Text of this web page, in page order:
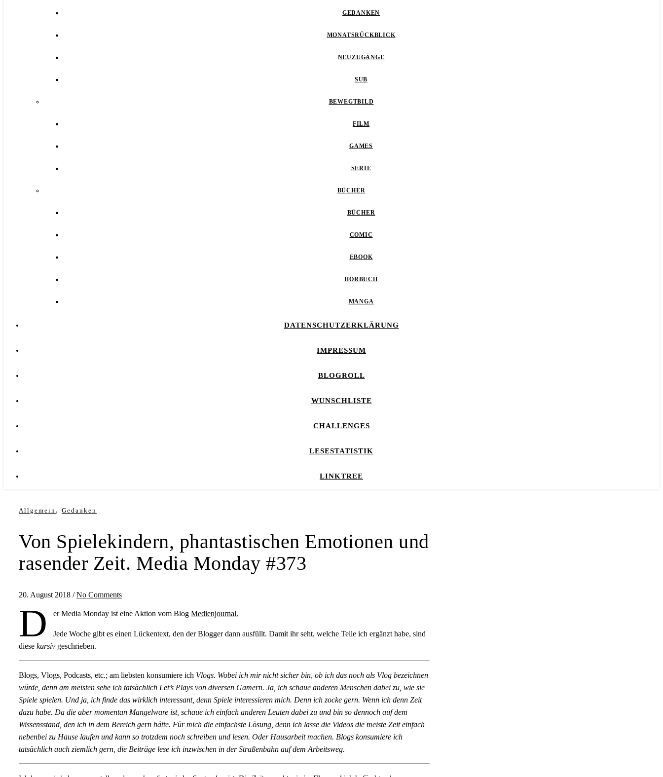
GEDANKEN
MONATSRÜCKBLICK
NEUZUGÄNGE
SUB
BEWEGTBILD
FILM
GAMES
SERIE
BÜCHER
BÜCHER
COMIC
EBOOK
HÖRBUCH
MANGA
DATENSCHUTZERKLÄRUNG
IMPRESSUM
BLOGROLL
WUNSCHLISTE
CHALLENGES
LESESTATISTIK
LINKTREE
Allgemein , Gedanken
Von Spielekindern, phantastischen Emotionen und
rasender Zeit. Media Monday #373
20. August 2018 / No Comments
D er Media Monday ist eine Aktion vom Blog Medienjournal.
Jede Woche gibt es einen Lückentext, den der Blogger dann ausfüllt. Damit ihr seht, welche Teile ich ergänzt habe, sind
diese kursiv geschrieben.
Blogs, Vlogs, Podcasts, etc.; am liebsten konsumiere ich Vlogs. Wobei ich mir nicht sicher bin, ob ich das noch als Vlog bezeichnen
würde, denn am meisten sehe ich tatsächlich Let’s Plays von diversen Gamern. Ja, ich schaue anderen Menschen dabei zu, wie sie
Spiele spielen. Und ja, ich finde das wirklich interessant, denn Spiele interessieren mich. Denn ich zocke gern. Wenn ich denn Zeit
dazu habe. Da die aber momentan Mangelware ist, schaue ich einfach anderen Leuten dabei zu und bin so dennoch auf dem
Wissensstand, den ich in dem Bereich gern hätte. Für mich die einfachste Lösung, denn ich lasse die Videos die meiste Zeit einfach
nebenbei zu Hause laufen und kann so trotzdem noch schreiben und lesen. Oder Hausarbeit machen. Blogs konsumiere ich
tatsächlich auch ziemlich gern, die Beiträge lese ich inzwischen in der Straßenbahn auf dem Arbeitsweg.